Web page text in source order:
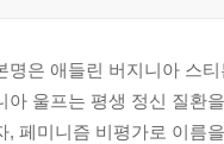
명은 애들린 버지니아 스
아 울프는 평생 정신 질환
, 페미니즘 비평가로 이름